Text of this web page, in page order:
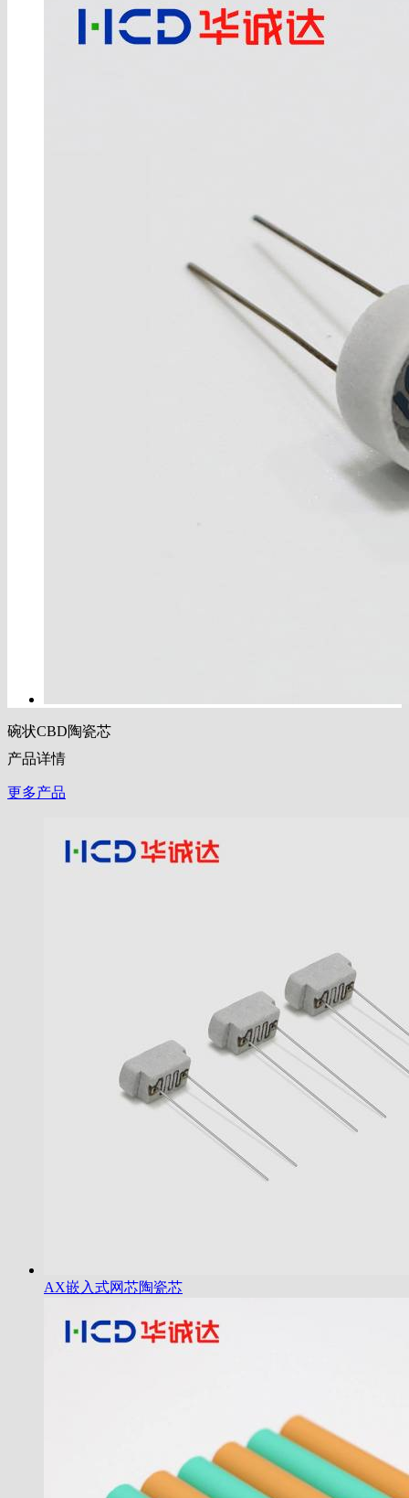
碗状CBD陶瓷芯
产品详情
更多产品
AX嵌入式网芯陶瓷芯